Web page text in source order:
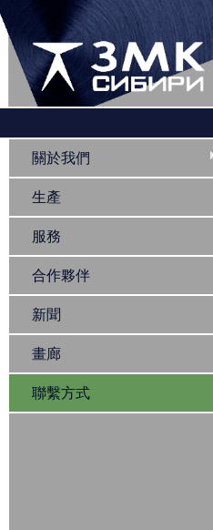
關於我們
生產
服務
合作夥伴
新聞
畫廊
聯繫方式